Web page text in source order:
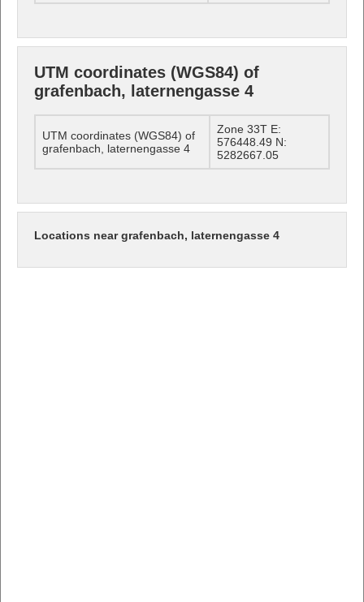
UTM coordinates (WGS84) of
grafenbach, laternengasse 4
UTM coordinates (WGS84) of
grafenbach, laternengasse 4
Zone 33T E:
576448.49 N:
5282667.05
Locations near grafenbach, laternengasse 4